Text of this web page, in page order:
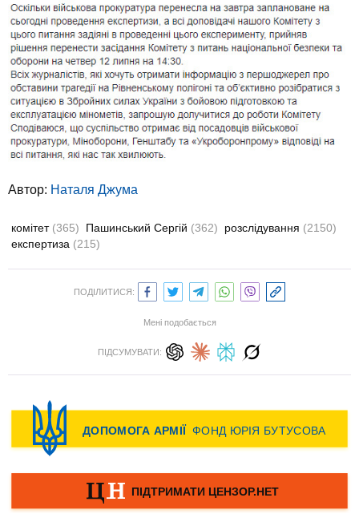
Автор: Наталя Джума
комітет (365) Пашинський Сергій (362) розслідування (2150)
експертиза (215)
ПОДІЛИТИСЯ:
Мені подобається
ПІДСУМУВАТИ: